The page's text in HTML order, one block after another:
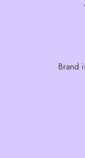
Brand